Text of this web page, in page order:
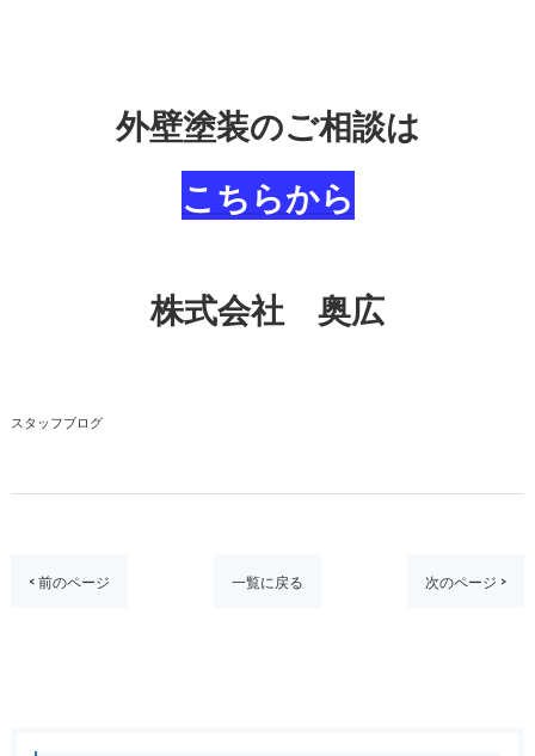
外壁塗装のご相談は
こちらから
株式会社 奥広
スタッフブログ
< 前のページ 一覧に戻る 次のページ >